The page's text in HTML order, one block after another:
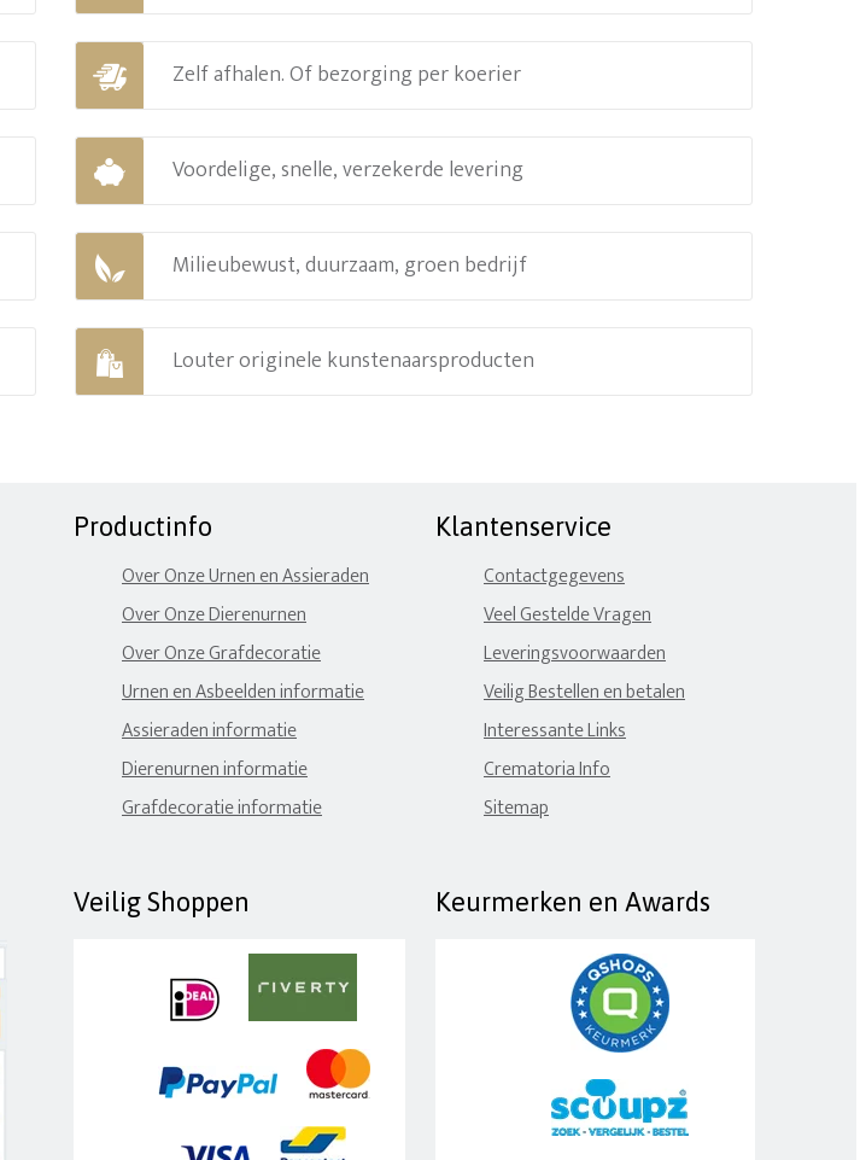
Zelf afhalen. Of bezorging per koerier
Voordelige, snelle, verzekerde levering
Milieubewust, duurzaam, groen bedrijf
Louter originele kunstenaarsproducten
Productinfo
Over Onze Urnen en Assieraden
Over Onze Dierenurnen
Over Onze Grafdecoratie
Urnen en Asbeelden informatie
Assieraden informatie
Dierenurnen informatie
Grafdecoratie informatie
Klantenservice
Contactgegevens
Veel Gestelde Vragen
Leveringsvoorwaarden
Veilig Bestellen en betalen
Interessante Links
Crematoria Info
Sitemap
Veilig Shoppen Keurmerken en Awards